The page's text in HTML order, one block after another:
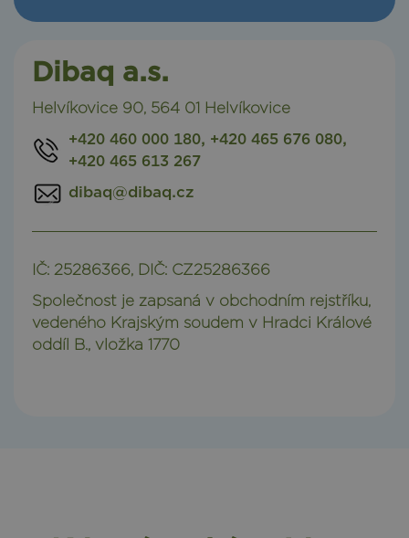
Dibaq a.s.
Helvíkovice 90, 564 01 Helvíkovice
+420 460 000 180, +420 465 676 080,
+420 465 613 267
dibaq@dibaq.cz
IČ: 25286366, DIČ: CZ25286366
Společnost je zapsaná v obchodním rejstříku,
vedeného Krajským soudem v Hradci Králové
oddíl B., vložka 1770